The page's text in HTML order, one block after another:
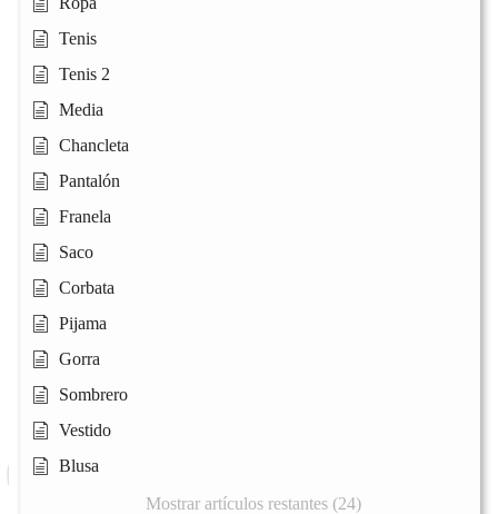
Tenis
Tenis 2
Media
Chancleta
Pantalón
Franela
Saco
Corbata
Pijama
Gorra
Sombrero
Vestido
Blusa
Mostrar artículos restantes (24)